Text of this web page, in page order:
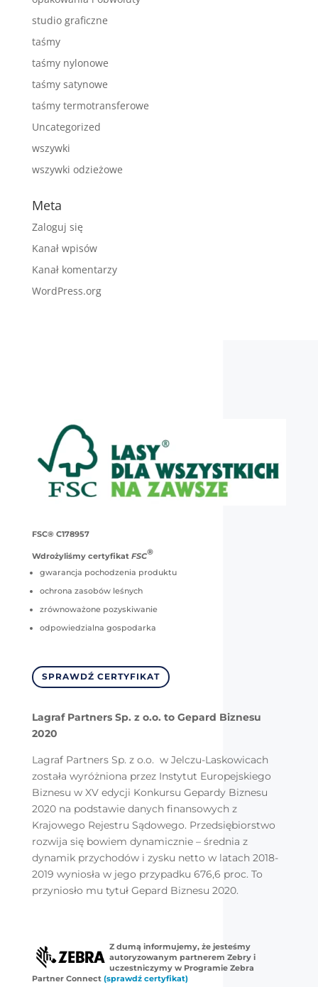
studio graficzne
taśmy
taśmy nylonowe
taśmy satynowe
taśmy termotransferowe
Uncategorized
wszywki
wszywki odzieżowe
Meta
Zaloguj się
Kanał wpisów
Kanał komentarzy
WordPress.org
FSC® C178957
Wdrożyliśmy certyfikat FSC®
gwarancja pochodzenia produktu
ochrona zasobów leśnych
zrównoważone pozyskiwanie
odpowiedzialna gospodarka
SPRAWDŹ CERTYFIKAT
Lagraf Partners Sp. z o.o. to Gepard Biznesu
2020
Lagraf Partners Sp. z o.o. w Jelczu-Laskowicach
została wyróżniona przez Instytut Europejskiego
Biznesu w XV edycji Konkursu Gepardy Biznesu
2020 na podstawie danych finansowych z
Krajowego Rejestru Sądowego. Przedsiębiorstwo
rozwija się bowiem dynamicznie – średnia z
dynamik przychodów i zysku netto w latach 2018-
2019 wyniosła w jego przypadku 676,6 proc. To
przyniosło mu tytuł Gepard Biznesu 2020.
Z dumą informujemy, że jesteśmy
autoryzowanym partnerem Zebry i
uczestniczymy w Programie Zebra
Partner Connect (sprawdź certyfikat)